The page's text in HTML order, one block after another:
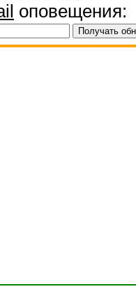
оповещения: